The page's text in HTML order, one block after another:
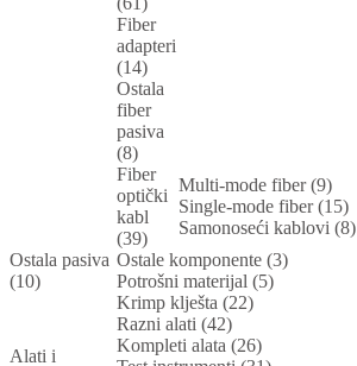
Fiber
adapteri
(14)
Ostala
fiber
pasiva
(8)
Fiber
optički
kabl
(39)
Multi-mode fiber (9)
Single-mode fiber (15)
Samonoseći kablovi (8)
Ostala pasiva
(10)
Ostale komponente (3)
Potrošni materijal (5)
Alati i
Krimp klješta (22)
Razni alati (42)
Kompleti alata (26)